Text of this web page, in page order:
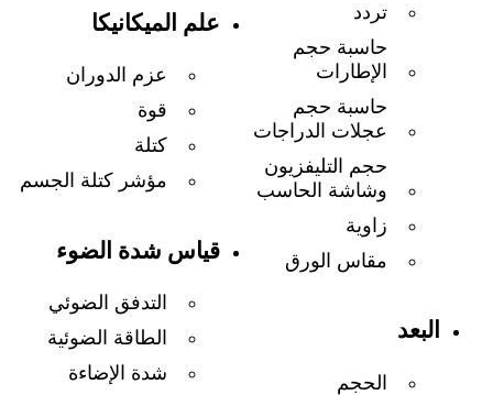
تردد
حاسبة حجم
الإطارات
حاسبة حجم
عجلات الدراجات
حجم التليفزيون
وشاشة الحاسب
زاوية
مقاس الورق
البعد
الحجم
علم الميكانيكا
عزم الدوران
قوة
كتلة
مؤشر كتلة الجسم
قياس شدة الضوء
التدفق الضوئي
الطاقة الضوئية
شدة الإضاءة